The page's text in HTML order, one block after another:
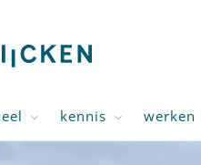
kennis werken